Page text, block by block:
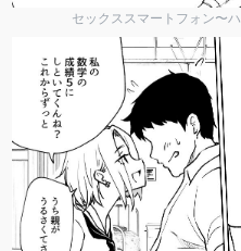
セックススマートフォン〜